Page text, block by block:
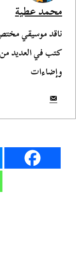
محمد عطية
ناقد موسيقي
كتب في العديد من
وإضاءات